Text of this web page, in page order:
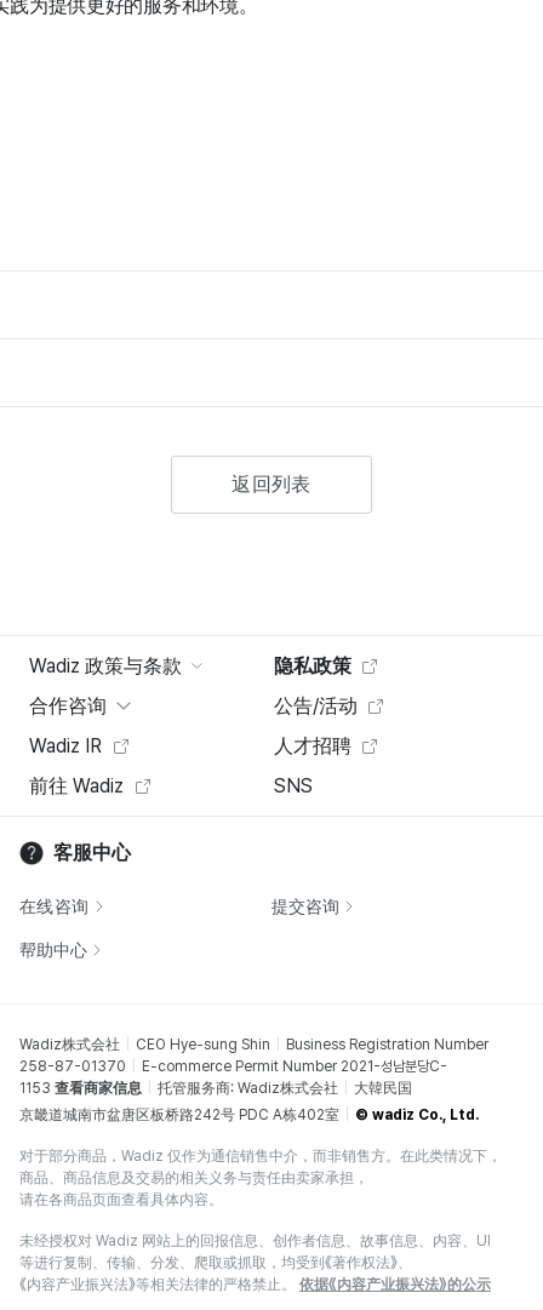
为提供更好的服务和环境。
返回列表
Wadiz 政策与条款
隐私政策
合作咨询
公告/活动
Wadiz IR
人才招聘
前往 Wadiz
SNS
客服中心
在线咨询 提交咨询
帮助中心
Wadiz株式会社 CEO Hye-sung Shin
Business Registration Number
258-87-01370
E-commerce Permit Number 2021-성남분당C-
1153 查看商家信息 托管服务商: Wadiz株式会社
大韓民国
京畿道城南市盆唐区板桥路242号 PDC A栋402室
© wadiz Co., Ltd.
对于部分商品，Wadiz 仅作为通信销售中介，而非销售方。在此类情况下，
商品、商品信息及交易的相关义务与责任由卖家承担，
请在各商品页面查看具体内容。
未经授权对 Wadiz 网站上的回报信息、创作者信息、故事信息、内容、UI
等进行复制、传输、分发、爬取或抓取，均受到《著作权法》、
《内容产业振兴法》等相关法律的严格禁止。
依据《内容产业振兴法》的公示